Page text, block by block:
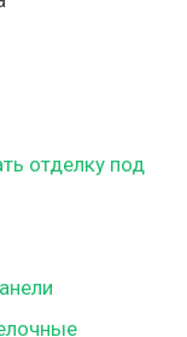
отделку под